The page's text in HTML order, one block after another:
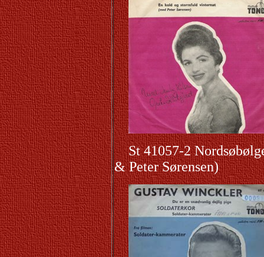
St 41057-2
& Peter Sørensen)